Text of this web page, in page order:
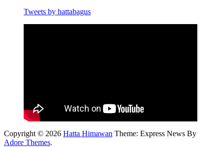
Tweets by hattabagus
Copyright © 2026 Hatta Himawan Theme: Express News By
Adore Themes.